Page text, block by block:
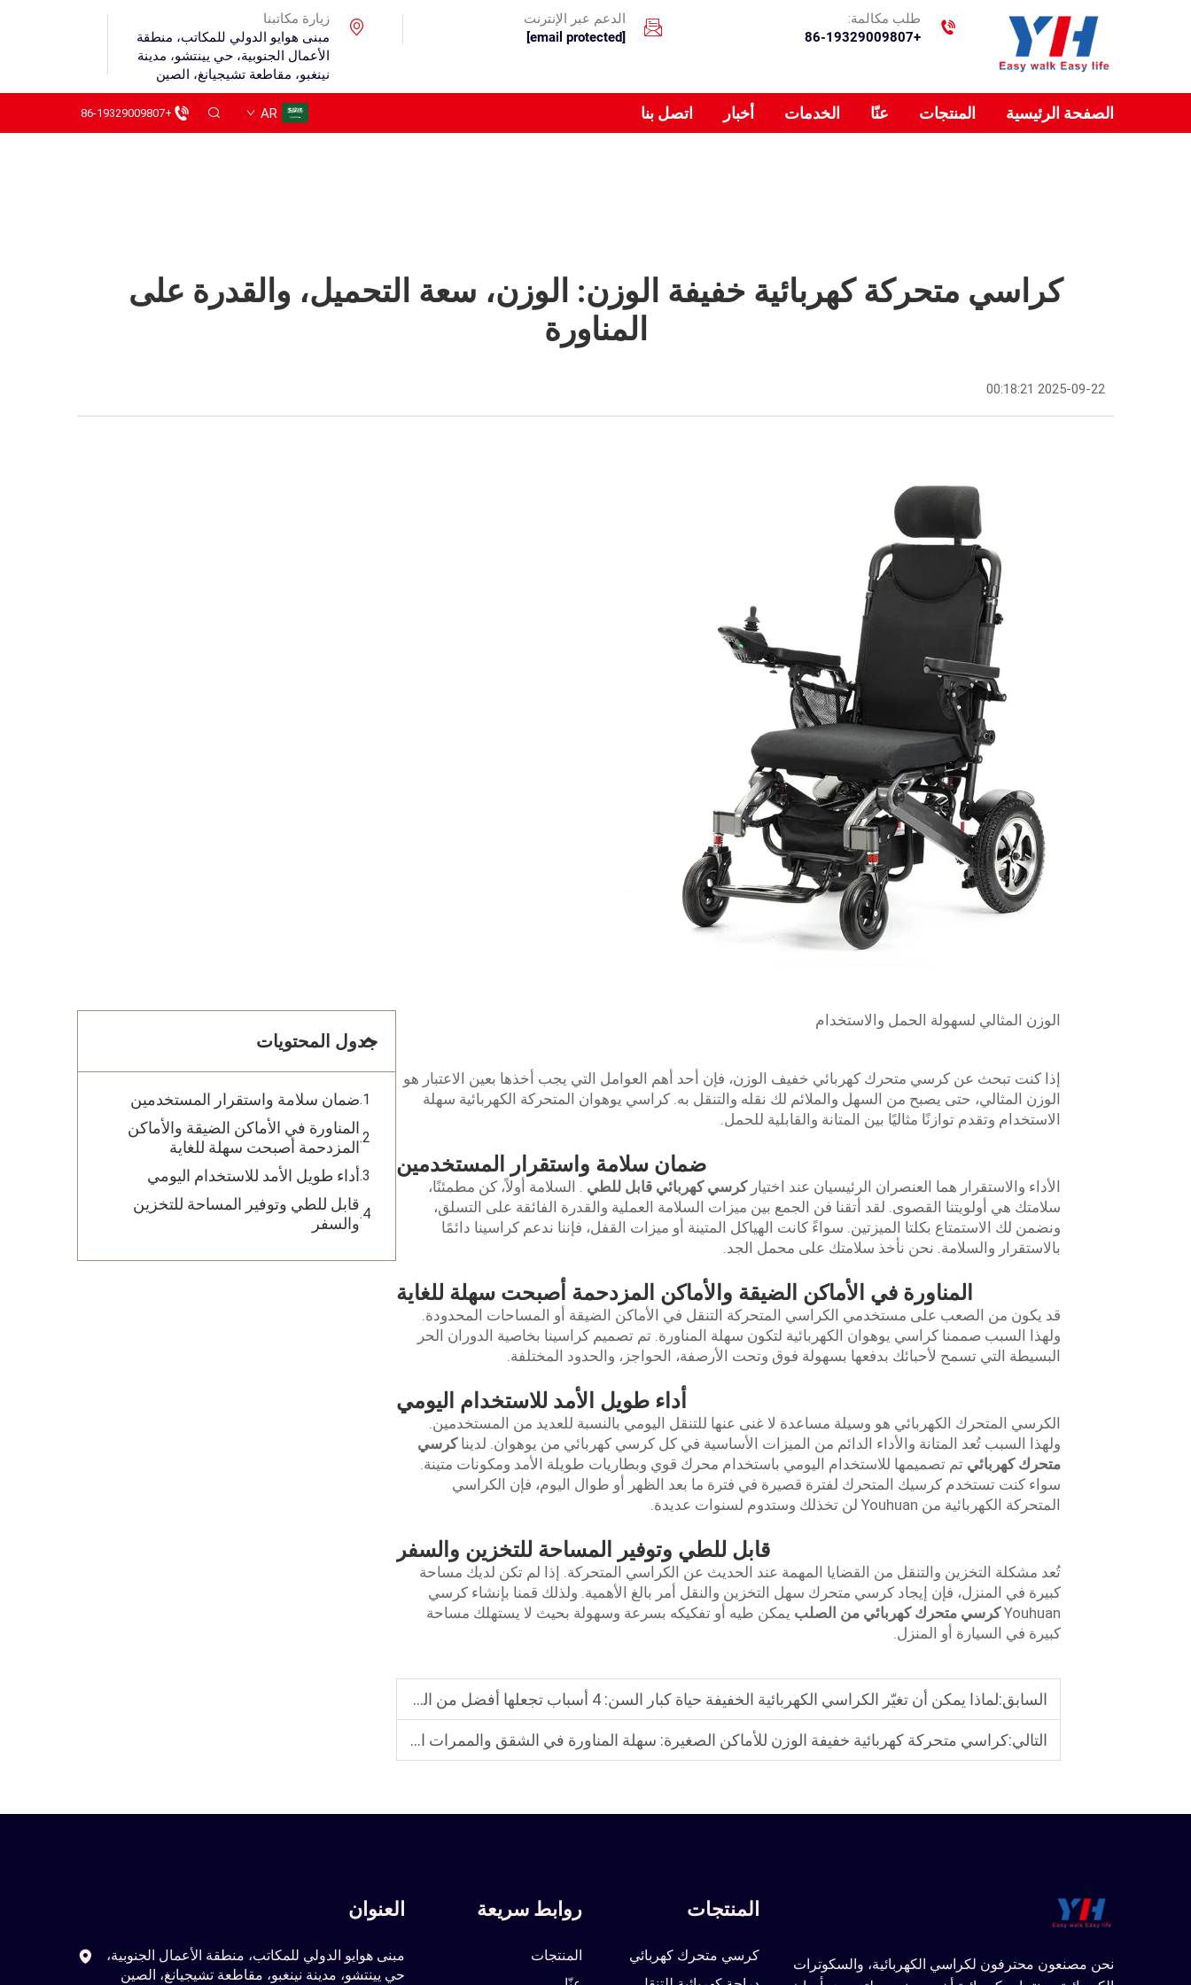
طلب مكالمة:
+86-19329009807
الدعم عبر الإنترنت
[email protected]
زيارة مكاتبنا
مبنى هوايو الدولي للمكاتب، منطقة
الأعمال الجنوبية، حي يينتشو، مدينة
نينغبو، مقاطعة تشيجيانغ، الصين
الصفحة الرئيسية المنتجات عنّا الخدمات أخبار اتصل بنا AR
+86-19329009807
كراسي متحركة كهربائية خفيفة الوزن: الوزن، سعة التحميل، والقدرة على
المناورة
2025-09-22 00:18:21
الوزن المثالي لسهولة الحمل والاستخدام
إذا كنت تبحث عن كرسي متحرك كهربائي خفيف الوزن، فإن أحد أهم العوامل التي يجب أخذها بعين الاعتبار هو
الوزن المثالي، حتى يصبح من السهل والملائم لك نقله والتنقل به. كراسي يوهوان المتحركة الكهربائية سهلة
الاستخدام وتقدم توازنًا مثاليًا بين المتانة والقابلية للحمل.
ضمان سلامة واستقرار المستخدمين
الأداء والاستقرار هما العنصران الرئيسيان عند اختياركرسي كهربائي قابل للطي . السلامة أولاً، كن مطمئنًا،
سلامتك هي أولويتنا القصوى. لقد أتقنا فن الجمع بين ميزات السلامة العملية والقدرة الفائقة على التسلق،
ونضمن لك الاستمتاع بكلتا الميزتين. سواءً كانت الهياكل المتينة أو ميزات القفل، فإننا ندعم كراسينا دائمًا
بالاستقرار والسلامة. نحن نأخذ سلامتك على محمل الجد.
المناورة في الأماكن الضيقة والأماكن المزدحمة أصبحت سهلة للغاية
قد يكون من الصعب على مستخدمي الكراسي المتحركة التنقل في الأماكن الضيقة أو المساحات المحدودة.
ولهذا السبب صممنا كراسي يوهوان الكهربائية لتكون سهلة المناورة. تم تصميم كراسينا بخاصية الدوران الحر
البسيطة التي تسمح لأحبائك بدفعها بسهولة فوق وتحت الأرصفة، الحواجز، والحدود المختلفة.
أداء طويل الأمد للاستخدام اليومي
الكرسي المتحرك الكهربائي هو وسيلة مساعدة لا غنى عنها للتنقل اليومي بالنسبة للعديد من المستخدمين.
ولهذا السبب تُعد المتانة والأداء الدائم من الميزات الأساسية في كل كرسي كهربائي من يوهوان. لديناكرسي
متحرك كهربائي تم تصميمها للاستخدام اليومي باستخدام محرك قوي وبطاريات طويلة الأمد ومكونات متينة.
سواء كنت تستخدم كرسيك المتحرك لفترة قصيرة في فترة ما بعد الظهر أو طوال اليوم، فإن الكراسي
المتحركة الكهربائية من Youhuan لن تخذلك وستدوم لسنوات عديدة.
قابل للطي وتوفير المساحة للتخزين والسفر
تُعد مشكلة التخزين والتنقل من القضايا المهمة عند الحديث عن الكراسي المتحركة. إذا لم تكن لديك مساحة
كبيرة في المنزل، فإن إيجاد كرسي متحرك سهل التخزين والنقل أمر بالغ الأهمية. ولذلك قمنا بإنشاء كرسي
Youhuan كرسي متحرك كهربائي من الصلب يمكن طيه أو تفكيكه بسرعة وسهولة بحيث لا يستهلك مساحة
كبيرة في السيارة أو المنزل.
السابق:لماذا يمكن أن تغيّر الكراسي الكهربائية الخفيفة حياة كبار السن: 4 أسباب تجعلها أفضل من الموديلات الضخمة؟
التالي:كراسي متحركة كهربائية خفيفة الوزن للأماكن الصغيرة: سهلة المناورة في الشقق والممرات الضيقة
جدول المحتويات
ضمان سلامة واستقرار المستخدمين
المناورة في الأماكن الضيقة والأماكن
المزدحمة أصبحت سهلة للغاية
أداء طويل الأمد للاستخدام اليومي
قابل للطي وتوفير المساحة للتخزين
والسفر
نحن مصنعون محترفون لكراسي الكهربائية، والسكوترات
المنتجات
كرسي متحرك كهربائي
روابط سريعة
المنتجات
العنوان
مبنى هوايو الدولي للمكاتب، منطقة الأعمال الجنوبية،
حي يينتشو، مدينة نينغبو، مقاطعة تشيجيانغ، الصين